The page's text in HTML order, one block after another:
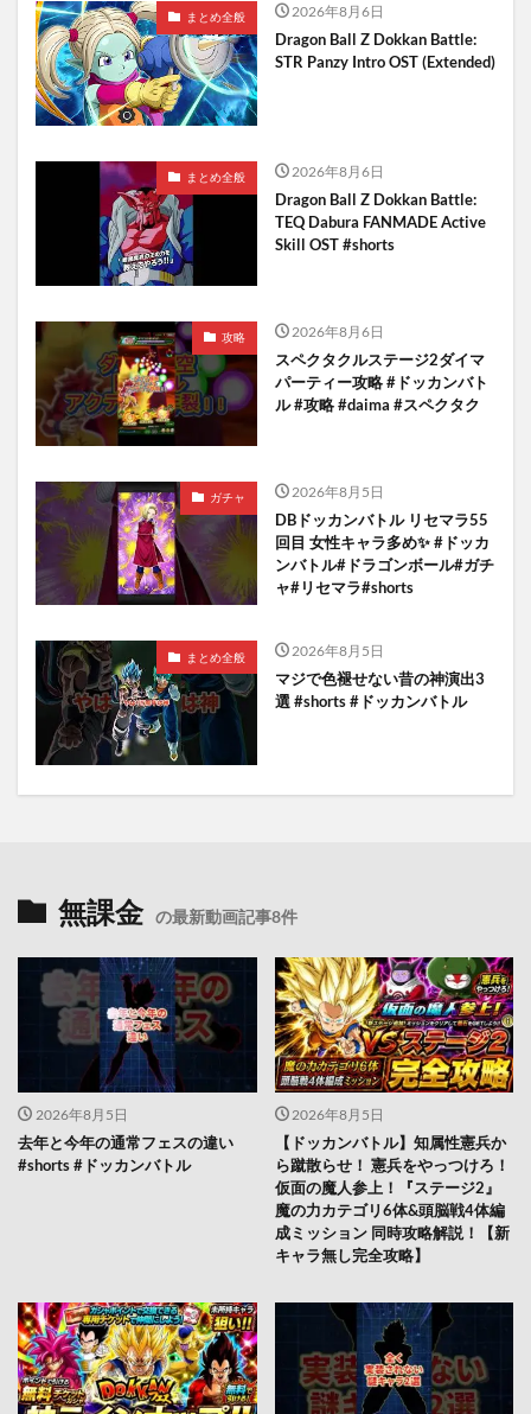
まとめ全般 2026年8月6日
Dragon Ball Z Dokkan Battle:
STR Panzy Intro OST (Extended)
まとめ全般 2026年8月6日
Dragon Ball Z Dokkan Battle:
TEQ Dabura FANMADE Active
Skill OST #shorts
攻略 2026年8月6日
スペクタクルステージ2ダイマ
パーティー攻略 #ドッカンバト
ル #攻略 #daima #スペクタク
ガチャ 2026年8月5日
DBドッカンバトル リセマラ55
回目 女性キャラ多め✨️ #ドッカ
ンバトル#ドラゴンボール#ガチ
ャ#リセマラ#shorts
まとめ全般 2026年8月5日
マジで色褪せない昔の神演出3
選 #shorts #ドッカンバトル
無課金 の最新動画記事8件
2026年8月5日
去年と今年の通常フェスの違い
#shorts #ドッカンバトル
2026年8月5日
【ドッカンバトル】知属性憲兵か
ら蹴散らせ！ 憲兵をやっつけろ！
仮面の魔人参上！『ステージ2』
魔の力カテゴリ6体&頭脳戦4体編
成ミッション 同時攻略解説！【新
キャラ無し完全攻略】